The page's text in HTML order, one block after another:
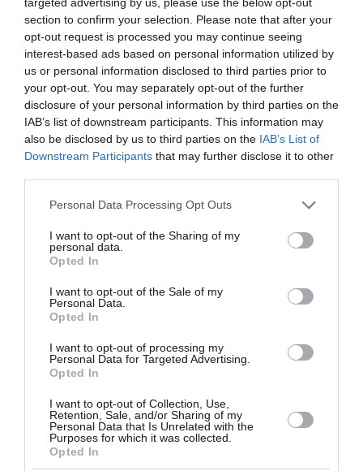
section to confirm your selection. Please note that after your
opt-out request is processed you may continue seeing
interest-based ads based on personal information utilized by
us or personal information disclosed to third parties prior to
your opt-out. You may separately opt-out of the further
disclosure of your personal information by third parties on the
IAB’s list of downstream participants. This information may
also be disclosed by us to third parties on the IAB’s List of
Downstream Participants that may further disclose it to other
Please note that this website/app uses one or more Google
not limited to your visit or usage behaviour. You may click to
grant or deny consent to Google and its third-party tags to
use your data for below specified purposes in below Google
consent section.
Personal Data Processing Opt Outs
I want to opt-out of the Sharing of my
personal data.
Opted In
I want to opt-out of the Sale of my
Personal Data.
Opted In
I want to opt-out of processing my
Personal Data for Targeted Advertising.
Opted In
I want to opt-out of Collection, Use,
Retention, Sale, and/or Sharing of my
Personal Data that Is Unrelated with the
Purposes for which it was collected.
Opted In
03 Αυγούστου 2026
διαβάστε επίσης
περισσότερες ειδήσεις από το lykavitos.gr
Τα πρωτοσέλιδα των πολιτικών
και αθλητικών εφημερίδων (31-
07-2026)
Διαβάστε τα πρωτοσέλιδα από τις πολιτικές,